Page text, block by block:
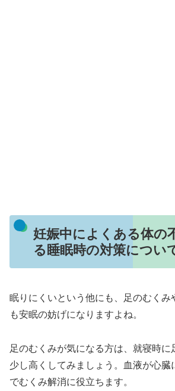
妊娠中によくある体の
る睡眠時の対策につい
眠りにくいという他にも、足のむくみ
も安眠の妨げになりますよね。
足のむくみが気になる方は、就寝時に
少し高くしてみましょう。血液が心臓
でむくみ解消に役立ちます。